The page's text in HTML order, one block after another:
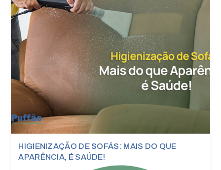
HIGIENIZAÇÃO DE SOFÁS: MAIS DO QUE
APARÊNCIA, É SAÚDE!